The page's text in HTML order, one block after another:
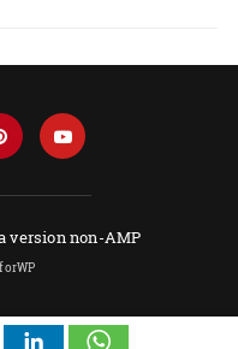
version non-AMP